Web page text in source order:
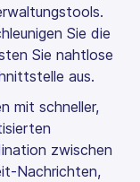
Sie die
Sie nahtlose
aus.
mit schneller,
zwischen
Nachrichten,